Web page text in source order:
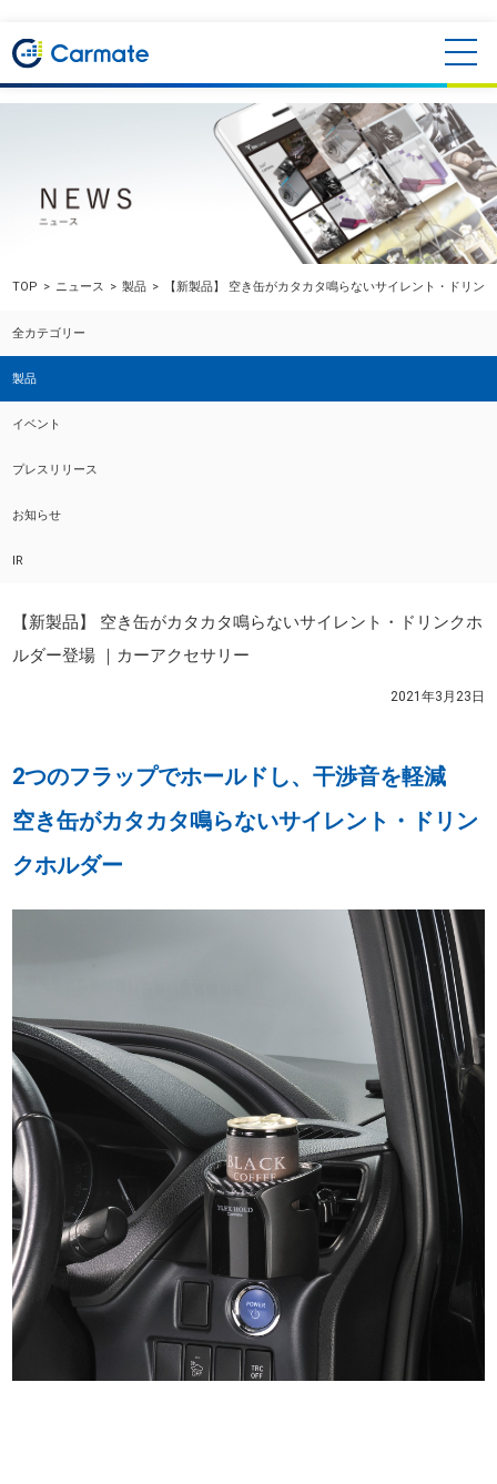
TOP ニュース 製品 【新製品】 空き缶がカタカタ鳴らないサイレント・ドリン
全カテゴリー
製品
イベント
プレスリリース
お知らせ
IR
【新製品】 空き缶がカタカタ鳴らないサイレント・ドリンクホ
ルダー登場 ｜カーアクセサリー
2021年3月23日
2つのフラップでホールドし、干渉音を軽減
空き缶がカタカタ鳴らないサイレント・ドリン
クホルダー